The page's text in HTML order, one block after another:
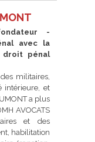
-
avec la
droit pénal
militaires,
intérieure, et
a plus
AVOCATS
et des
habilitation